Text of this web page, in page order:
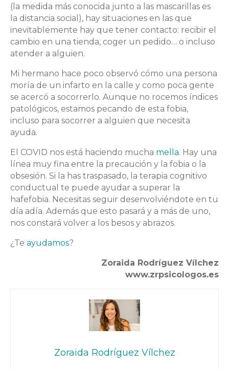
(la medida más conocida junto a las mascarillas es
la distancia social), hay situaciones en las que
inevitablemente hay que tener contacto: recibir el
cambio en una tienda, coger un pedido… o incluso
atender a alguien.
Mi hermano hace poco observó cómo una persona
moría de un infarto en la calle y como poca gente
se acercó a socorrerlo. Aunque no rocemos índices
patológicos, estamos pecando de esta fobia,
incluso para socorrer a alguien que necesita
ayuda.
El COVID nos está haciendo mucha mella. Hay una
línea muy fina entre la precaución y la fobia o la
obsesión. Si la has traspasado, la terapia cognitivo
conductual te puede ayudar a superar la
hafefobia. Necesitas seguir desenvolviéndote en tu
día adía. Además que esto pasará y a más de uno,
nos constará volver a los besos y abrazos.
¿Te ayudamos?
Zoraida Rodríguez Vílchez
www.zrpsicologos.es
Zoraida Rodríguez Vílchez